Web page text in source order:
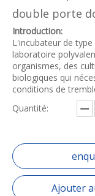
double porte
Introduction:
L'incubateur de
laboratoire
organismes, des
biologiques qui
conditions de
Quantité:
Ajouter